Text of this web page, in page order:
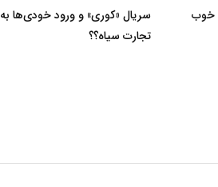
خوب
سریال «کوری» و ورود خودی‌ها به
تجارت سیاه؟؟